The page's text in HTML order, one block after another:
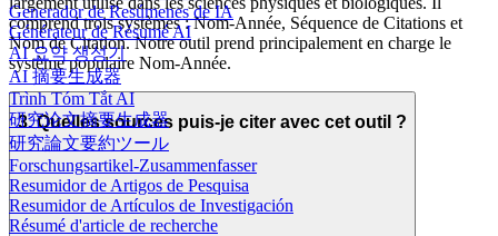
Generador de Resúmenes de IA
Générateur de Résumé AI
AI 요약 생성기
AI 摘要生成器
Trình Tóm Tắt AI
研究论文摘要生成器
研究論文要約ツール
Forschungsartikel-Zusammenfasser
Resumidor de Artigos de Pesquisa
Resumidor de Artículos de Investigación
Résumé d'article de recherche
comprend trois systèmes : Nom-Année, Séquence de Citations et
Nom de Citation. Notre outil prend principalement en charge le
système populaire Nom-Année.
3. Quelles sources puis-je citer avec cet outil ?